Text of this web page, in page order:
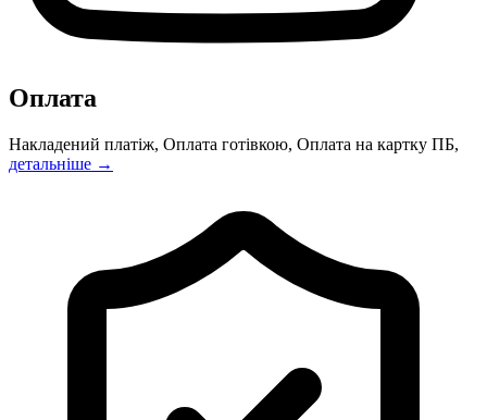
Оплата
Накладений платіж, Оплата готівкою, Оплата на картку ПБ,
детальніше →